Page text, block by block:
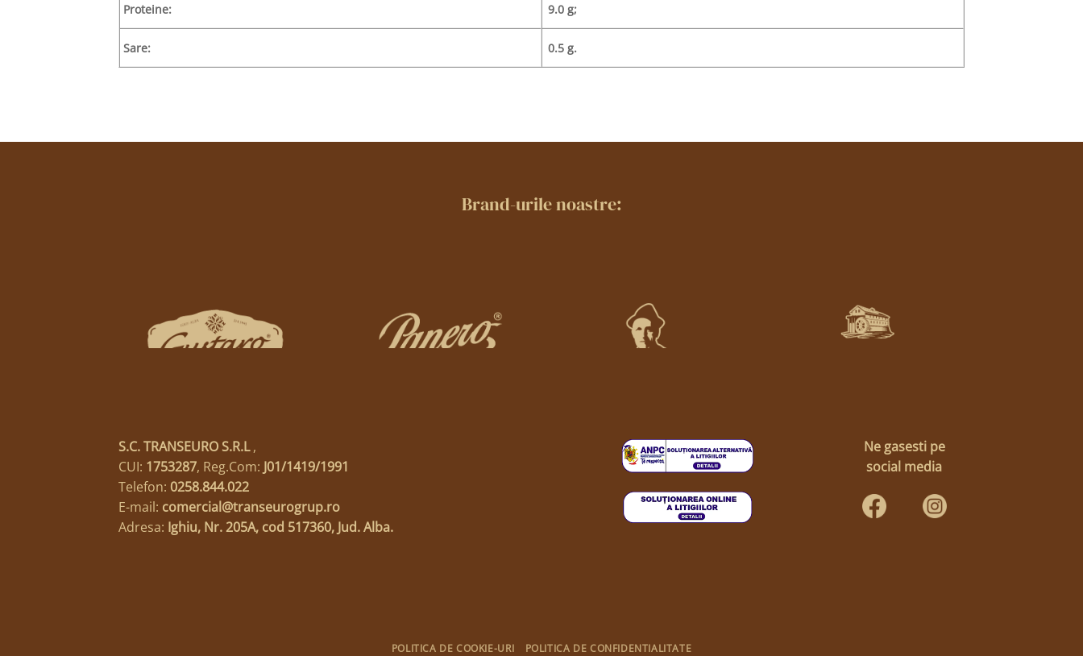
Proteine: 9.0 g;
Sare: 0.5 g.
Brand-urile noastre:
S.C. TRANSEURO S.R.L,
CUI: 1753287, Reg.Com: J01/1419/1991
Telefon: 0258.844.022
E-mail: comercial@transeurogrup.ro
Adresa: Ighiu, Nr. 205A, cod 517360, Jud. Alba.
Ne gasesti pe
social media
POLITICA DE COOKIE-URI POLITICA DE CONFIDENTIALITATE